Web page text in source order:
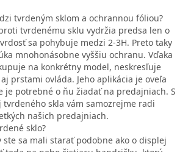
tvrdeným sklom a ochrannou fóliou?
tvrdenému sklu vydržia predsa len o
sa pohybuje medzi 2-3H. Preto taky
mnohonásobne vyššiu ochranu. Vďaka
na konkrétny model, neskresľuje
prstami ovláda. Jeho aplikácia je oveľa
je potrebné o ňu žiadať na predajniach. S
skla vám samozrejme radi
našich predajniach.
sklo?
ste sa mali starať podobne ako o displej